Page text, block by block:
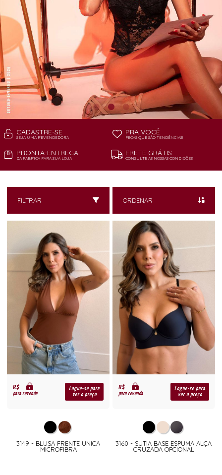
CADASTRE-SE
SEJA UMA REVENDEDORA
PRA VOCÊ
PEÇAS QUE SÃO TENDÊNCIAS!
PRONTA-ENTREGA
DA FÁBRICA PARA SUA LOJA
FRETE GRÁTIS
CONSULTE AS NOSSAS CONDIÇÕES
FILTRAR ORDENAR
R$
para revenda
Logue-se para
ver o preço
3149 - BLUSA FRENTE UNICA
MICROFIBRA
R$
para revenda
Logue-se para
ver o preço
3160 - SUTIA BASE ESPUMA ALÇA
CRUZADA OPCIONAL